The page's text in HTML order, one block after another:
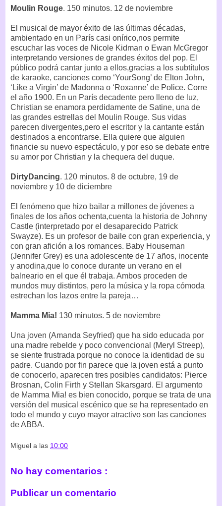
Moulin Rouge. 150 minutos. 12 de noviembre
El musical de mayor éxito de las últimas décadas,
ambientado en un París casi onírico,nos permite
escuchar las voces de Nicole Kidman o Ewan McGregor
interpretando versiones de grandes éxitos del pop. El
público podrá cantar junto a ellos,gracias a los subtítulos
de karaoke, canciones como ‘YourSong’ de Elton John,
‘Like a Virgin’ de Madonna o ‘Roxanne’ de Police. Corre
el año 1900. En un París decadente pero lleno de luz,
Christian se enamora perdidamente de Satine, una de
las grandes estrellas del Moulin Rouge. Sus vidas
parecen divergentes,pero el escritor y la cantante están
destinados a encontrarse. Ella quiere que alguien
financie su nuevo espectáculo, y por eso se debate entre
su amor por Christian y la chequera del duque.
DirtyDancing. 120 minutos. 8 de octubre, 19 de
noviembre y 10 de diciembre
El fenómeno que hizo bailar a millones de jóvenes a
finales de los años ochenta,cuenta la historia de Johnny
Castle (interpretado por el desaparecido Patrick
Swayze). Es un profesor de baile con gran experiencia, y
con gran afición a los romances. Baby Houseman
(Jennifer Grey) es una adolescente de 17 años, inocente
y anodina,que lo conoce durante un verano en el
balneario en el que él trabaja. Ambos proceden de
mundos muy distintos, pero la música y la ropa cómoda
estrechan los lazos entre la pareja…
Mamma Mia! 130 minutos. 5 de noviembre
Una joven (Amanda Seyfried) que ha sido educada por
una madre rebelde y poco convencional (Meryl Streep),
se siente frustrada porque no conoce la identidad de su
padre. Cuando por fin parece que la joven está a punto
de conocerlo, aparecen tres posibles candidatos: Pierce
Brosnan, Colin Firth y Stellan Skarsgard. El argumento
de Mamma Mia! es bien conocido, porque se trata de una
versión del musical escénico que se ha representado en
todo el mundo y cuyo mayor atractivo son las canciones
de ABBA.
Miguel a las 10:00
No hay comentarios :
Publicar un comentario